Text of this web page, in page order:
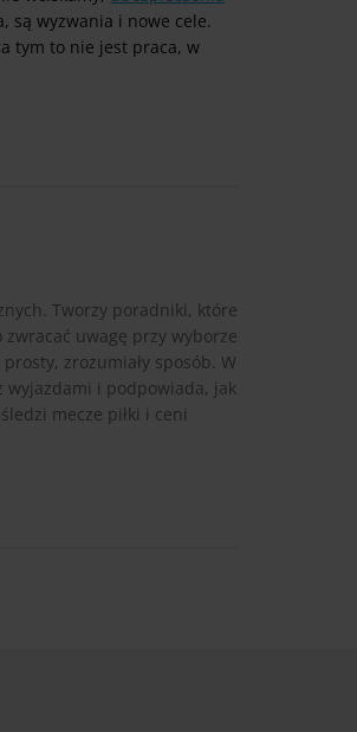
są wyzwania i nowe cele.
tym to nie jest praca, w
Tworzy poradniki, które
uwagę przy wyborze
zrozumiały sposób. W
wyjazdami i podpowiada, jak
mecze piłki i ceni